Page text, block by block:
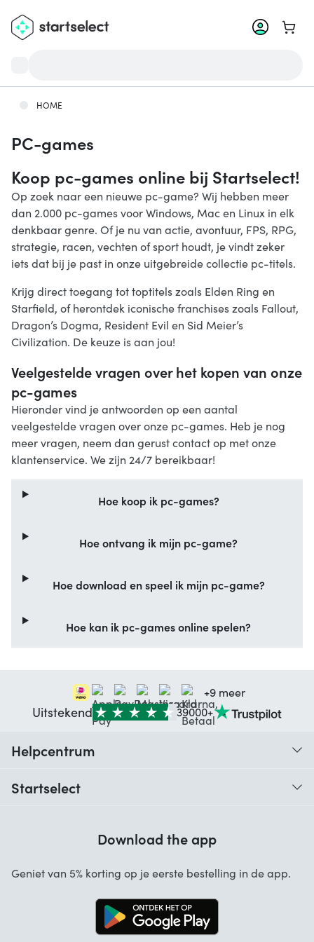
Ga
HOME
PC-games
Koop pc-games online bij Startselect!
Op zoek naar een nieuwe pc-game? Wij hebben meer
dan 2.000 pc-games voor Windows, Mac en Linux in elk
denkbaar genre. Of je nu van actie, avontuur, FPS, RPG,
strategie, racen, vechten of sport houdt, je vindt zeker
iets dat bij je past in onze uitgebreide collectie pc-titels.
Krijg direct toegang tot toptitels zoals Elden Ring en
Starfield, of herontdek iconische franchises zoals Fallout,
Dragon’s Dogma, Resident Evil en Sid Meier’s
Civilization. De keuze is aan jou!
Veelgestelde vragen over het kopen van onze
pc-games
Hieronder vind je antwoorden op een aantal
veelgestelde vragen over onze pc-games. Heb je nog
meer vragen, neem dan gerust contact op met onze
klantenservice. We zijn 24/7 bereikbaar!
Hoe koop ik pc-games?
Hoe ontvang ik mijn pc-game?
Hoe download en speel ik mijn pc-game?
Hoe kan ik pc-games online spelen?
+9 meer
Uitstekend 39000+
Helpcentrum
Startselect
Startselect App
Download the app
Geniet van 5% korting op je eerste bestelling in de app.